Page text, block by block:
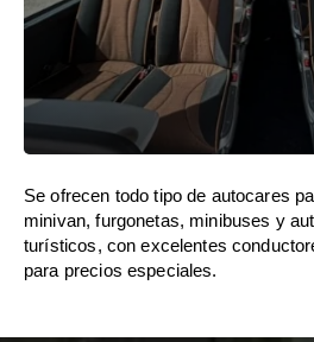
Se ofrecen todo tipo de autocares
minivan, furgonetas, minibuses y
turísticos, con excelentes
para precios especiales.